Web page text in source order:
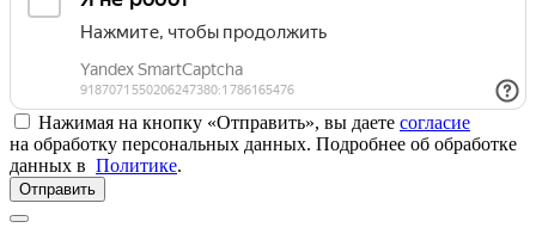
Нажимая на кнопку «Отправить», вы даете согласие
на обработку персональных данных. Подробнее об обработке
данных в Политике.
Отправить